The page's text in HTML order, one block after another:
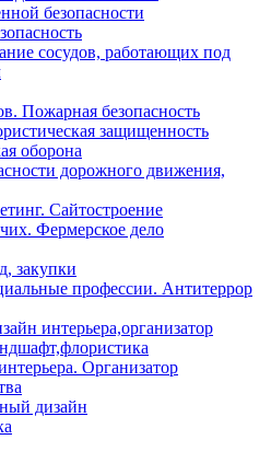
безопасности
сосудов, работающих под
Пожарная безопасность
защищенность
оборона
дорожного движения,
Сайтостроение
Фермерское дело
закупки
профессии. Антитеррор
интерьера,организатор
Организатор
дизайн